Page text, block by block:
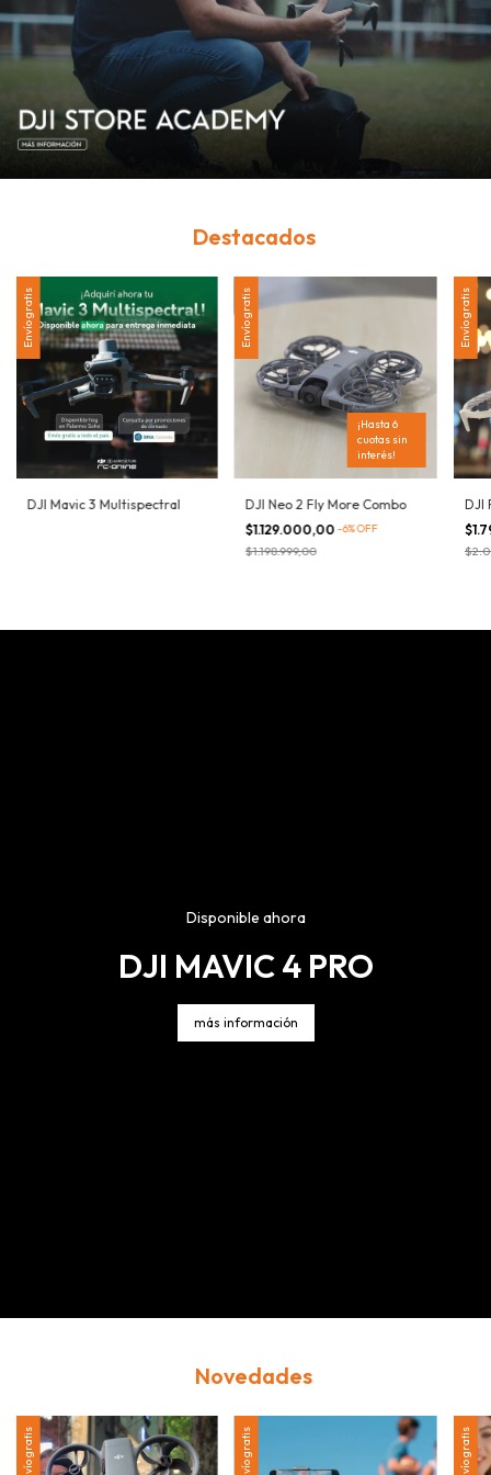
Destacados
Envío gratis
DJI Mavic 3 Multispectral
Envío gratis
¡Hasta 6
cuotas sin
interés!
DJI Neo 2 Fly More Combo
$1.129.000,00-6%OFF
$1.198.999,00
Envío gratis
DJI
Disponible ahora
DJI MAVIC 4 PRO
más información
Novedades
Envío gratis Envío gratis Envío gratis